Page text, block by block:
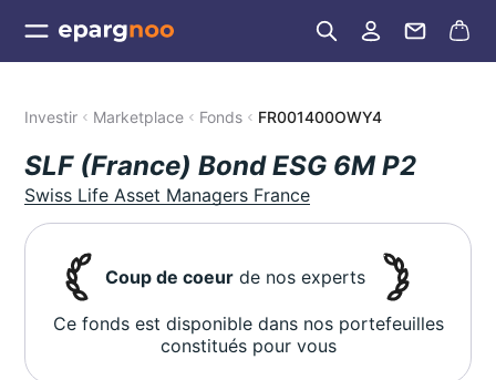
Investir Marketplace Fonds FR001400OWY4
SLF (France) Bond ESG 6M P2
Swiss Life Asset Managers France
Coup de coeur de nos experts
Ce fonds est disponible dans nos portefeuilles
constitués pour vous